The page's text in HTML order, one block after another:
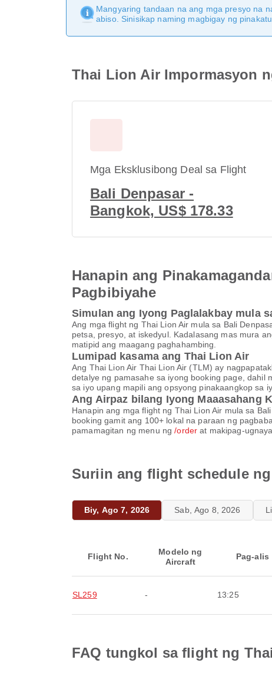
Mangyaring tandaan na ang mga presyo na
abiso. Sinisikap naming magbigay ng
Thai Lion Air Impormasyon
Mga Eksklusibong Deal sa Flight
Bali Denpasar -
Bangkok, US$ 178.33
Hanapin ang
Pagbibiyahe
Simulan ang Iyong Paglalakbay mula
Ang mga flight ng Thai Lion Air mula sa Bali
petsa, presyo, at iskedyul. Kadalasang mas mura
matipid ang maagang paghahambing.
Lumipad kasama ang Thai Lion Air
Ang Thai Lion Air Thai Lion Air (TLM) ay
detalye ng pamasahe sa iyong booking page, dahil
sa iyo upang mapili ang opsyong pinakaangkop sa
Ang Airpaz bilang Iyong Maaasahang
Hanapin ang mga flight ng Thai Lion Air mula sa
booking gamit ang 100+ lokal na paraan ng
pamamagitan ng menu ng/order at makipag-
Suriin ang flight schedule
Biy, Ago 7, 2026 Sab, Ago 8, 2026
Flight No.
Modelo ng
Aircraft
Pag-alis
SL259 - 13:25
FAQ tungkol sa flight ng